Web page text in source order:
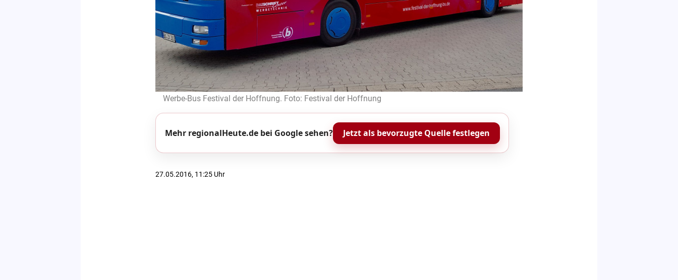
Werbe-Bus Festival der Hoffnung. Foto: Festival der Hoffnung
Mehr regionalHeute.de bei Google sehen? Jetzt als bevorzugte Quelle festlegen
27.05.2016, 11:25 Uhr